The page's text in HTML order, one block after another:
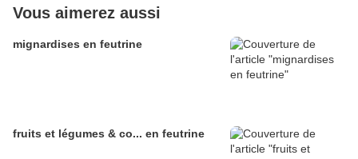
Vous aimerez aussi
mignardises en feutrine
fruits et légumes & co... en feutrine